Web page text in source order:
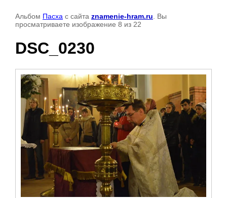
Альбом Пасха с сайта znamenie-hram.ru . Вы
просматриваете изображение 8 из 22
DSC_0230